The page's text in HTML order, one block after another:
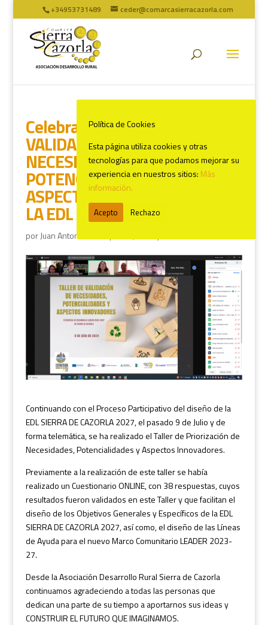
+34953731489 ceder@comarcasierracazorla.com
Celebrado el TALLER ONLINE
VALIDACIÓN PRIORIZACIÓN
NECESIDADES,
POTENCIALIDADES Y
ASPECTOS INNOVADORES DE
LA EDL SIERRA CAZORLA 2027
porJuan Antonio Marín
Continuando con el Proceso Participativo del diseño de la
EDL SIERRA DE CAZORLA 2027, el pasado 9 de Julio y de
forma telemática, se ha realizado el Taller de Priorización de
Necesidades, Potencialidades y Aspectos Innovadores.
Previamente a la realización de este taller se había
realizado un Cuestionario ONLINE, con 38 respuestas, cuyos
resultados fueron validados en este Taller y que facilitan el
diseño de los Objetivos Generales y Específicos de la EDL
SIERRA DE CAZORLA 2027, así como, el diseño de las Líneas
de Ayuda para el nuevo Marco Comunitario LEADER 2023-
27.
Desde la Asociación Desarrollo Rural Sierra de Cazorla
continuamos agradeciendo a todas las personas que
dedican una parte de su tiempo a aportarnos sus ideas y
CONSTRUIR EL FUTURO QUE IMAGINAMOS.
Política de Cookies
Esta página utiliza cookies y otras
tecnologías para que podamos mejorar su
experiencia en nuestros sitios: Más
información.
Acepto Rechazo